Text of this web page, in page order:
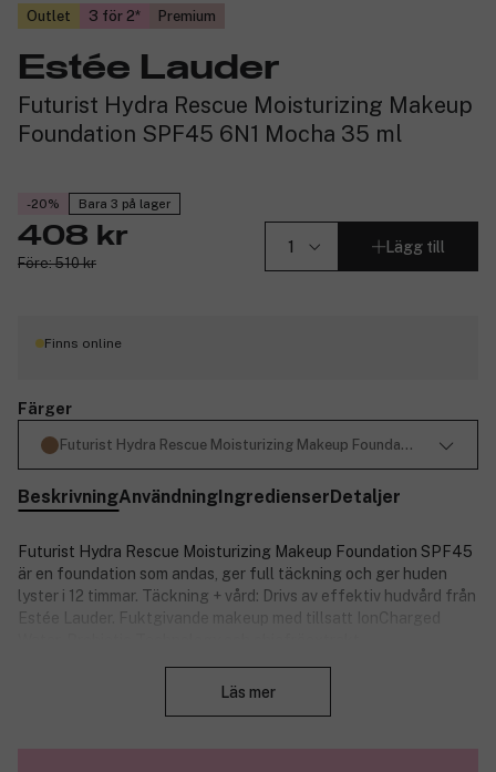
Outlet 3 för 2 Premium
Estée Lauder
Futurist Hydra Rescue Moisturizing Makeup
Foundation SPF45 6N1 Mocha 35 ml
-20% Bara 3 på lager
408 kr
Före: 510 kr
Lägg till
Finns online
Färger
Futurist Hydra Rescue Moisturizing Makeup Foundation SPF45
BeskrivningAnvändning Ingredienser Detaljer
Futurist Hydra Rescue Moisturizing Makeup Foundation SPF45
är en foundation som andas, ger full täckning och ger huden
lyster i 12 timmar. Täckning + vård: Drivs av effektiv hudvård från
Estée Lauder. Fuktgivande makeup med tillsatt IonCharged
Lindrar synlig rodnad och irritation.
Läs mer